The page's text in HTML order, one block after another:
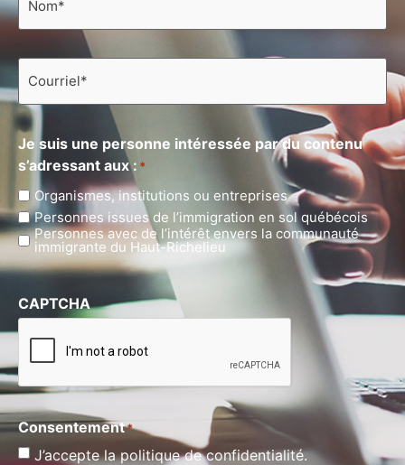
Courriel
Je suis une personne intéressée par du contenu
s’adressant aux : *
Organismes, institutions ou entreprises
Personnes issues de l’immigration en sol québécois
Personnes avec de l’intérêt envers la communauté
immigrante du Haut-Richelieu
CAPTCHA
Consentement*
J’accepte la politique de confidentialité.